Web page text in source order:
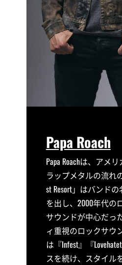
Papa Roach
Papa Roachは、ア
ラップメタルの流れ
st Resort」はバンド
を出し、2000年代の
サウンドが中心だっ
ィ重視のロックサウ
は『Infest』『
スを続け、スタイル